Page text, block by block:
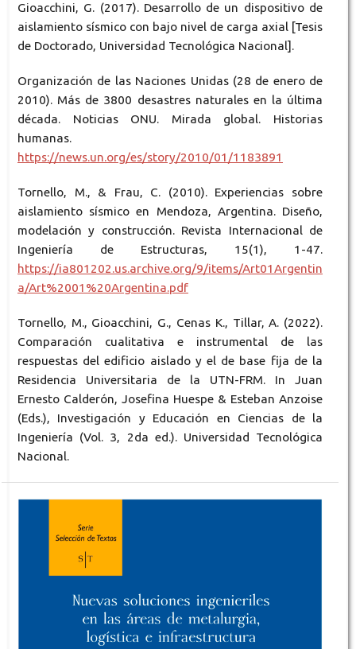
Gioacchini, G. (2017). Desarrollo de un dispositivo de
aislamiento sísmico con bajo nivel de carga axial [Tesis
de Doctorado, Universidad Tecnológica Nacional].
Organización de las Naciones Unidas (28 de enero de
2010). Más de 3800 desastres naturales en la última
década. Noticias ONU. Mirada global. Historias
humanas.
https://news.un.org/es/story/2010/01/1183891
Tornello, M., & Frau, C. (2010). Experiencias sobre
aislamiento sísmico en Mendoza, Argentina. Diseño,
modelación y construcción. Revista Internacional de
Ingeniería de Estructuras, 15(1), 1-47.
https://ia801202.us.archive.org/9/items/Art01Argentin
a/Art%2001%20Argentina.pdf
Tornello, M., Gioacchini, G., Cenas K., Tillar, A. (2022).
Comparación cualitativa e instrumental de las
respuestas del edificio aislado y el de base fija de la
Residencia Universitaria de la UTN-FRM. In Juan
Ernesto Calderón, Josefina Huespe & Esteban Anzoise
(Eds.), Investigación y Educación en Ciencias de la
Ingeniería (Vol. 3, 2da ed.). Universidad Tecnológica
Nacional.